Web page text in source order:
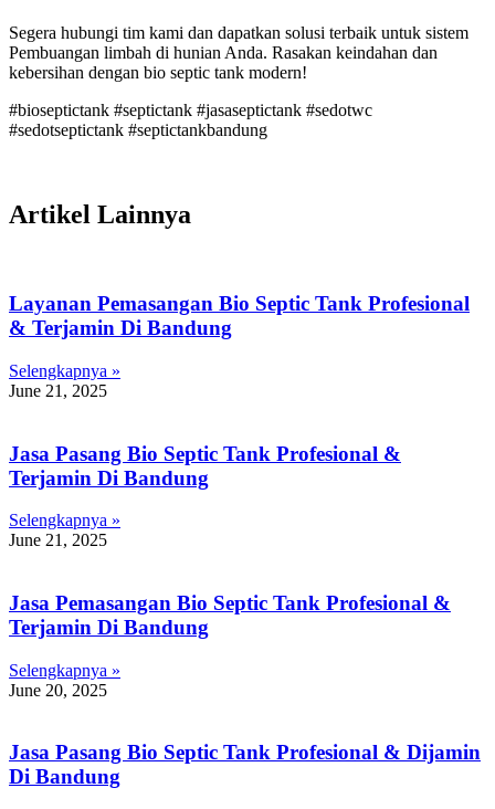
Segera hubungi tim kami dan dapatkan solusi terbaik untuk sistem
Pembuangan limbah di hunian Anda. Rasakan keindahan dan
kebersihan dengan bio septic tank modern!
#bioseptictank #septictank #jasaseptictank #sedotwc
#sedotseptictank #septictankbandung
Artikel Lainnya
Layanan Pemasangan Bio Septic Tank Profesional
& Terjamin Di Bandung
Selengkapnya »
June 21, 2025
Jasa Pasang Bio Septic Tank Profesional &
Terjamin Di Bandung
Selengkapnya »
June 21, 2025
Jasa Pemasangan Bio Septic Tank Profesional &
Terjamin Di Bandung
Selengkapnya »
June 20, 2025
Jasa Pasang Bio Septic Tank Profesional & Dijamin
Di Bandung